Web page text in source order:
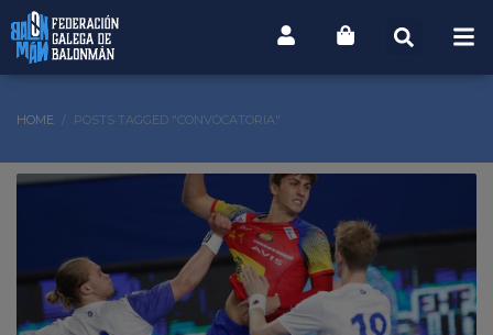
HOME POSTS TAGGED "CONVOCATORIA"